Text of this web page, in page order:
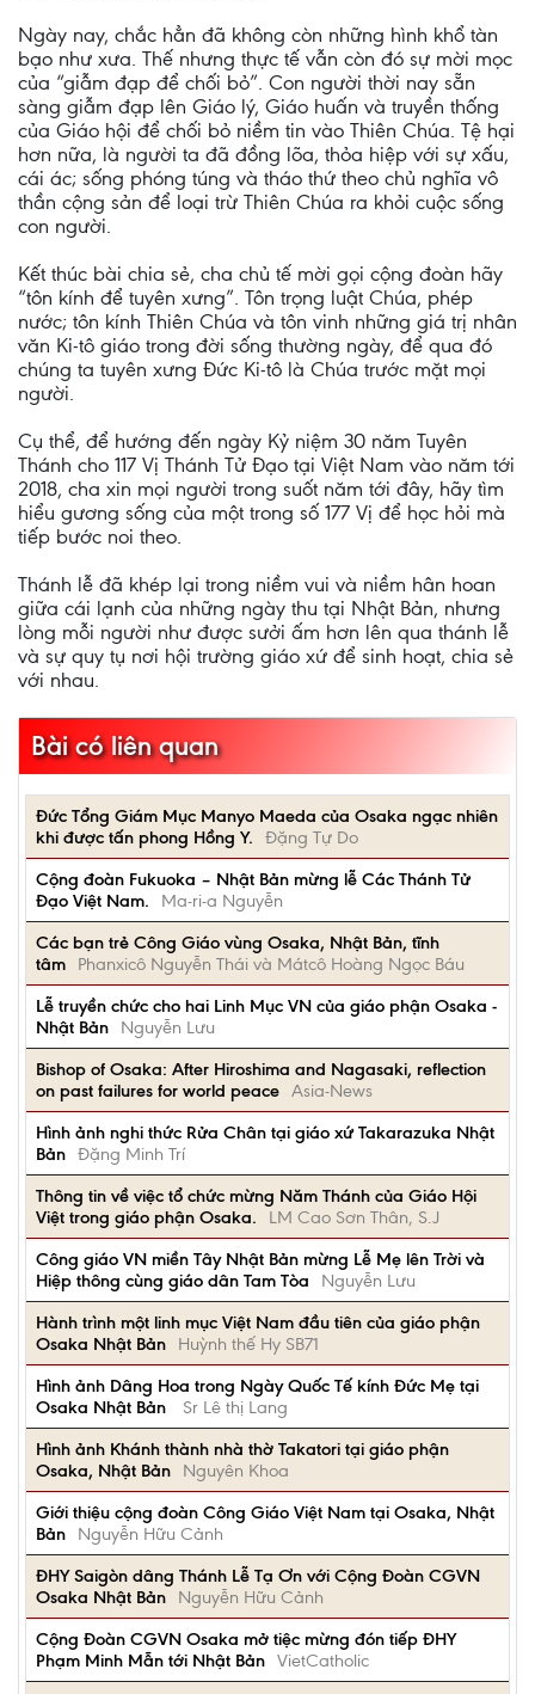
Ngày nay, chắc hẳn đã không còn những hình khổ tàn
bạo như xưa. Thế nhưng thực tế vẫn còn đó sự mời mọc
của “giẫm đạp để chối bỏ”. Con người thời nay sẵn
sàng giẫm đạp lên Giáo lý, Giáo huấn và truyền thống
của Giáo hội để chối bỏ niềm tin vào Thiên Chúa. Tệ hại
hơn nữa, là người ta đã đồng lõa, thỏa hiệp với sự xấu,
cái ác; sống phóng túng và tháo thứ theo chủ nghĩa vô
thần cộng sản để loại trừ Thiên Chúa ra khỏi cuộc sống
con người.
Kết thúc bài chia sẻ, cha chủ tế mời gọi cộng đoàn hãy
“tôn kính để tuyên xưng”. Tôn trọng luật Chúa, phép
nước; tôn kính Thiên Chúa và tôn vinh những giá trị nhân
văn Ki-tô giáo trong đời sống thường ngày, để qua đó
chúng ta tuyên xưng Đức Ki-tô là Chúa trước mặt mọi
người.
Cụ thể, để hướng đến ngày Kỷ niệm 30 năm Tuyên
Thánh cho 117 Vị Thánh Tử Đạo tại Việt Nam vào năm tới
2018, cha xin mọi người trong suốt năm tới đây, hãy tìm
hiểu gương sống của một trong số 177 Vị để học hỏi mà
tiếp bước noi theo.
Thánh lễ đã khép lại trong niềm vui và niềm hân hoan
giữa cái lạnh của những ngày thu tại Nhật Bản, nhưng
lòng mỗi người như được sưởi ấm hơn lên qua thánh lễ
và sự quy tụ nơi hội trường giáo xứ để sinh hoạt, chia sẻ
với nhau.
Bài có liên quan
Đức Tổng Giám Mục Manyo Maeda của Osaka ngạc nhiên
khi được tấn phong Hồng Y.
Đặng Tự Do
Cộng đoàn Fukuoka – Nhật Bản mừng lễ Các Thánh Tử
Đạo Việt Nam.
Ma-ri-a Nguyễn
Các bạn trẻ Công Giáo vùng Osaka, Nhật Bản, tĩnh
tâm
Phanxicô Nguyễn Thái và Mátcô Hoàng Ngọc Báu
Lễ truyền chức cho hai Linh Mục VN của giáo phận Osaka -
Nhật Bản
Nguyễn Lưu
Bishop of Osaka: After Hiroshima and Nagasaki, reflection
on past failures for world peace Asia-News
Hình ảnh nghi thức Rửa Chân tại giáo xứ Takarazuka Nhật
Bản Đặng Minh Trí
Thông tin về việc tổ chức mừng Năm Thánh của Giáo Hội
Việt trong giáo phận Osaka.
LM Cao Sơn Thân, S.J
Công giáo VN miền Tây Nhật Bản mừng Lễ Mẹ lên Trời và
Hiệp thông cùng giáo dân Tam Tòa
Nguyễn Lưu
Hành trình một linh mục Việt Nam đầu tiên của giáo phận
Osaka Nhật Bản
Huỳnh thế Hy SB71
Hình ảnh Dâng Hoa trong Ngày Quốc Tế kính Đức Mẹ tại
Osaka Nhật Bản
Sr Lê thị Lang
Hình ảnh Khánh thành nhà thờ Takatori tại giáo phận
Osaka, Nhật Bản
Nguyên Khoa
Giới thiệu cộng đoàn Công Giáo Việt Nam tại Osaka, Nhật
Bản
Nguyễn Hữu Cảnh
ĐHY Saigòn dâng Thánh Lễ Tạ Ơn với Cộng Đoàn CGVN
Osaka Nhật Bản
Nguyễn Hữu Cảnh
Cộng Đoàn CGVN Osaka mở tiệc mừng đón tiếp ĐHY
Phạm Minh Mẫn tới Nhật Bản VietCatholic